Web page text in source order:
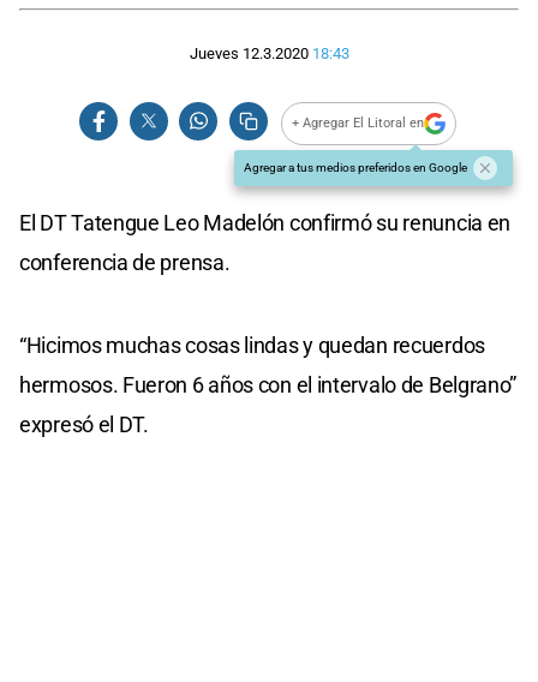
Jueves 12.3.2020 18:43
+ Agregar El Litoral en
Agregar a tus medios preferidos en Google
El DT Tatengue Leo Madelón confirmó su renuncia en
conferencia de prensa.
“Hicimos muchas cosas lindas y quedan recuerdos
hermosos. Fueron 6 años con el intervalo de Belgrano”
expresó el DT.